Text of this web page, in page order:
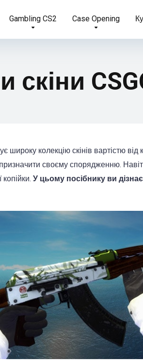
Gambling CS2 Case Opening
скіни
колекцію скінів вартістю від
своєму спорядженню.
У цьому посібнику ви